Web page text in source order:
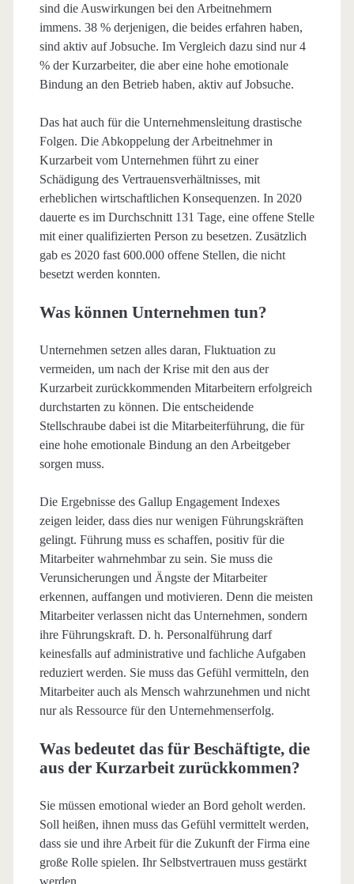
sind die Auswirkungen bei den Arbeitnehmern
immens. 38 % derjenigen, die beides erfahren haben,
sind aktiv auf Jobsuche. Im Vergleich dazu sind nur 4
% der Kurzarbeiter, die aber eine hohe emotionale
Bindung an den Betrieb haben, aktiv auf Jobsuche.
Das hat auch für die Unternehmensleitung drastische
Folgen. Die Abkoppelung der Arbeitnehmer in
Kurzarbeit vom Unternehmen führt zu einer
Schädigung des Vertrauensverhältnisses, mit
erheblichen wirtschaftlichen Konsequenzen. In 2020
dauerte es im Durchschnitt 131 Tage, eine offene Stelle
mit einer qualifizierten Person zu besetzen. Zusätzlich
gab es 2020 fast 600.000 offene Stellen, die nicht
besetzt werden konnten.
Was können Unternehmen tun?
Unternehmen setzen alles daran, Fluktuation zu
vermeiden, um nach der Krise mit den aus der
Kurzarbeit zurückkommenden Mitarbeitern erfolgreich
durchstarten zu können. Die entscheidende
Stellschraube dabei ist die Mitarbeiterführung, die für
eine hohe emotionale Bindung an den Arbeitgeber
sorgen muss.
Die Ergebnisse des Gallup Engagement Indexes
zeigen leider, dass dies nur wenigen Führungskräften
gelingt. Führung muss es schaffen, positiv für die
Mitarbeiter wahrnehmbar zu sein. Sie muss die
Verunsicherungen und Ängste der Mitarbeiter
erkennen, auffangen und motivieren. Denn die meisten
Mitarbeiter verlassen nicht das Unternehmen, sondern
ihre Führungskraft. D. h. Personalführung darf
keinesfalls auf administrative und fachliche Aufgaben
reduziert werden. Sie muss das Gefühl vermitteln, den
Mitarbeiter auch als Mensch wahrzunehmen und nicht
nur als Ressource für den Unternehmenserfolg.
Was bedeutet das für Beschäftigte, die
aus der Kurzarbeit zurückkommen?
Sie müssen emotional wieder an Bord geholt werden.
Soll heißen, ihnen muss das Gefühl vermittelt werden,
dass sie und ihre Arbeit für die Zukunft der Firma eine
große Rolle spielen. Ihr Selbstvertrauen muss gestärkt
werden.